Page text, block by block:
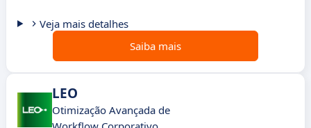
Veja mais detalhes
Saiba mais
LEO
Otimização Avançada de